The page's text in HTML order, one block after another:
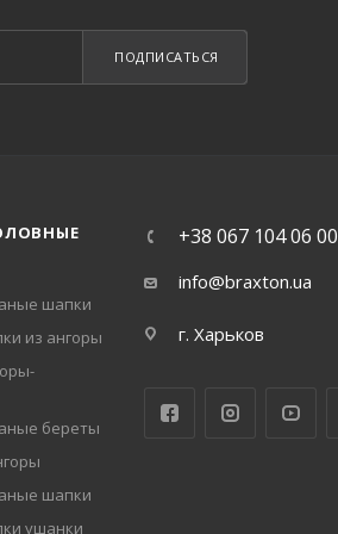
ПОДПИСАТЬСЯ
шапки
из ангоры
береты
шапки
ушанки
+38 067 104 06 00
info@braxton.ua
г. Харьков